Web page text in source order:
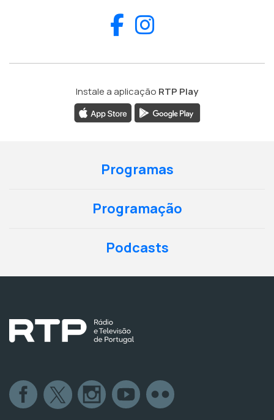
Facebook
Instale a aplicação RTP Play
Programas
Programação
Podcasts